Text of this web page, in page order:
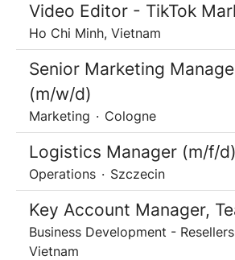
Video Editor - TikTok
Ho Chi Minh, Vietnam
Senior Marketing
(m/w/d)
Marketing · Cologne
Logistics Manager (m/f/d)
Operations · Szczecin
Key Account Manager,
Business Development - Resellers
Vietnam